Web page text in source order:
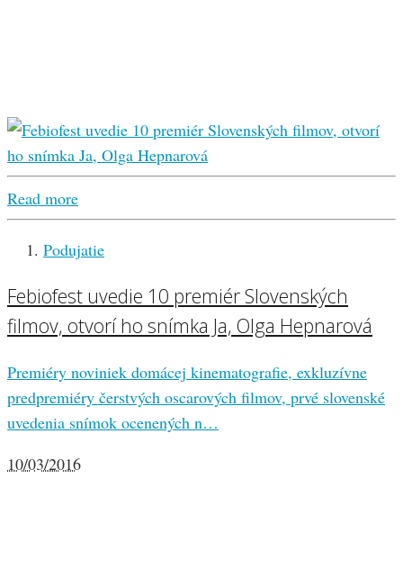
Read more
Podujatie
Febiofest uvedie 10 premiér Slovenských
filmov, otvorí ho snímka Ja, Olga Hepnarová
Premiéry noviniek domácej kinematografie, exkluzívne
predpremiéry čerstvých oscarových filmov, prvé slovenské
uvedenia snímok ocenených n…
10/03/2016